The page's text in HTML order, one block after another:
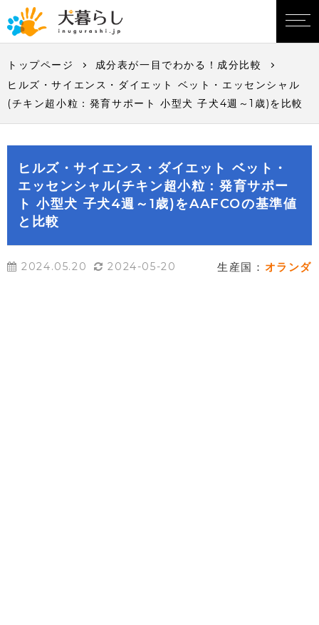
トップページ
成分表が一目でわかる！成分比較
ヒルズ・サイエンス・ダイエット ベット・エッセンシャル
(チキン超小粒：発育サポート 小型犬 子犬4週～1歳)を比較
ヒルズ・サイエンス・ダイエット ベット・
エッセンシャル(チキン超小粒：発育サポー
ト 小型犬 子犬4週～1歳)をAAFCOの基準値
と比較
2024.05.20 2024-05-20 生産国： オランダ